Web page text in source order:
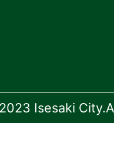
Isesaki